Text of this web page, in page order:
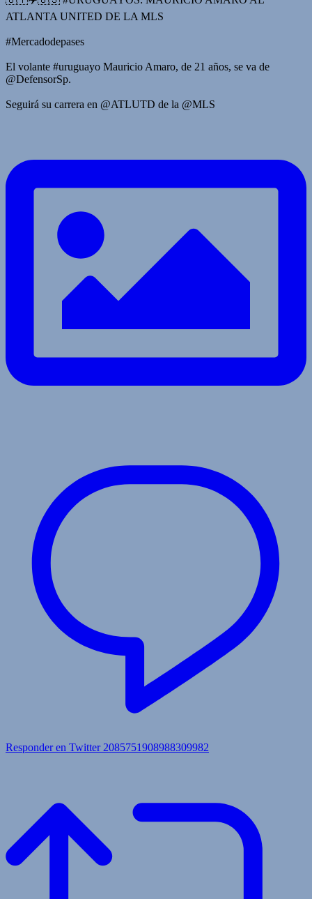
ATLANTA UNITED DE LA MLS
#Mercadodepases
El volante #uruguayo Mauricio Amaro, de 21 años, se va de
@DefensorSp.
Seguirá su carrera en @ATLUTD de la @MLS
Responder en Twitter 2085751908988309982